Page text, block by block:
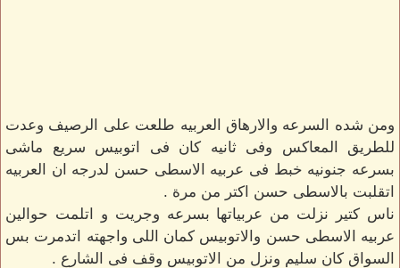
ومن شده السرعه والارهاق العربيه طلعت على الرصيف وعدت
للطريق المعاكس وفى ثانيه كان فى اتوبيس سريع ماشى
بسرعه جنونيه خبط فى عربيه الاسطى حسن لدرجه ان العربيه
اتقلبت بالاسطى حسن اكتر من مرة .
ناس كتير نزلت من عربياتها بسرعه وجريت و اتلمت حوالين
عربيه الاسطى حسن والاتوبيس كمان اللى واجهته اتدمرت بس
السواق كان سليم ونزل من الاتوبيس وقف فى الشارع .